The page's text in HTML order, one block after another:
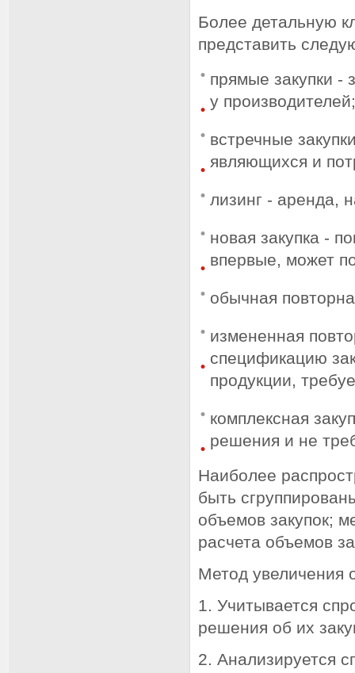
Более детальную
представить
прямые закупки -
у
встречные
являющихся и
лизинг - аренда,
новая закупка -
впервые, может
обычная
измененная
спецификацию
продукции,
комплексная
решения и не
Наиболее
быть
объемов закупок;
расчета объемов
Метод увеличения
1. Учитывается
решения об их
2. Анализируется